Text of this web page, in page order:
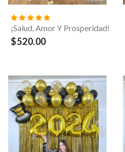
¡Salud, Amor Y Prosperidad!
$520.00